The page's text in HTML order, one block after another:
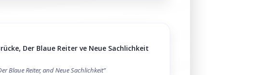
Der Blaue Reiter ve Neue Sachlichkeit
Blaue Reiter, and Neue Sachlichkeit”